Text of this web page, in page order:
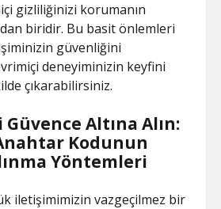
gizliliğinizi korumanın
biridir. Bu basit önlemleri
güvenliğini
deneyiminizin keyfini
çıkarabilirsiniz.
Altına Alın:
Kodunun
Yöntemleri
iletişimimizin vazgeçilmez bir